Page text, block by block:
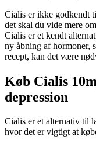
Cialis er ikke godkendt
det skal du vide mere
Cialis er et kendt
ny åbning af hormoner,
recept, kan det være
Køb Cialis
depression
Cialis er et alternativ til
hvor det er vigtigt at